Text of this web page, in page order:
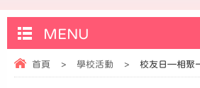
MENU
首頁 > 學校活動 > 校友日—相聚